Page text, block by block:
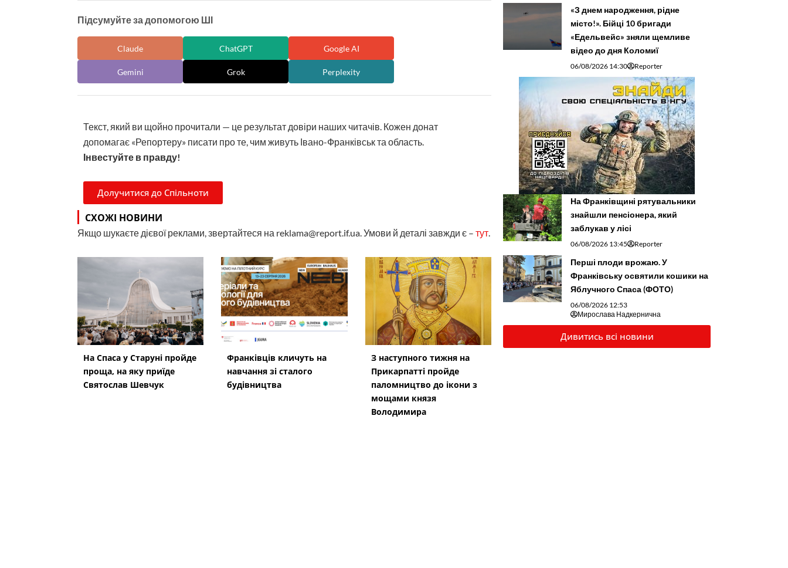
Підсумуйте за допомогою ШІ
Claude ChatGPT Google AI
Gemini Grok Perplexity
Текст, який ви щойно прочитали — це результат довіри наших читачів. Кожен донат
допомагає «Репортеру» писати про те, чим живуть Івано-Франківськ та область.
Інвестуйте в правду!
Долучитися до Спільноти
СХОЖІ НОВИНИ
Якщо шукаєте дієвої реклами, звертайтеся на reklama@report.if.ua. Умови й деталі завжди є – тут.
На Спаса у Старуні пройде
проща, на яку приїде
Святослав Шевчук
Франківців кличуть на
навчання зі сталого
будівництва
З наступного тижня на
Прикарпатті пройде
паломництво до ікони з
мощами князя
Володимира
«З днем народження, рідне
місто!». Бійці 10 бригади
«Едельвейс» зняли щемливе
відео до дня Коломиї
06/08/2026 14:30 Reporter
На Франківщині рятувальники
знайшли пенсіонера, який
заблукав у лісі
06/08/2026 13:45 Reporter
Перші плоди врожаю. У
Франківську освятили кошики на
Яблучного Спаса (ФОТО)
06/08/2026 12:53
Мирослава Надкернична
Дивитись всі новини